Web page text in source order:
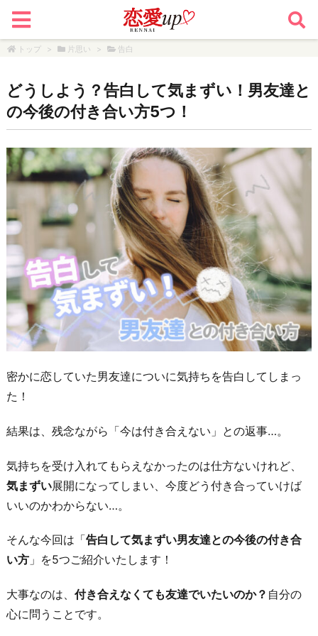
トップ > 片思い > 告白
どうしよう？告白して気まずい！男友達と
の今後の付き合い方5つ！
密かに恋していた男友達についに気持ちを告白してしまっ
た！
結果は、残念ながら「今は付き合えない」との返事…。
気持ちを受け入れてもらえなかったのは仕方ないけれど、
気まずい展開になってしまい、今度どう付き合っていけば
いいのかわからない…。
そんな今回は「告白して気まずい男友達との今後の付き合
い方 」を5つご紹介いたします！
大事なのは、 付き合えなくても友達でいたいのか？ 自分の
心に問うことです。